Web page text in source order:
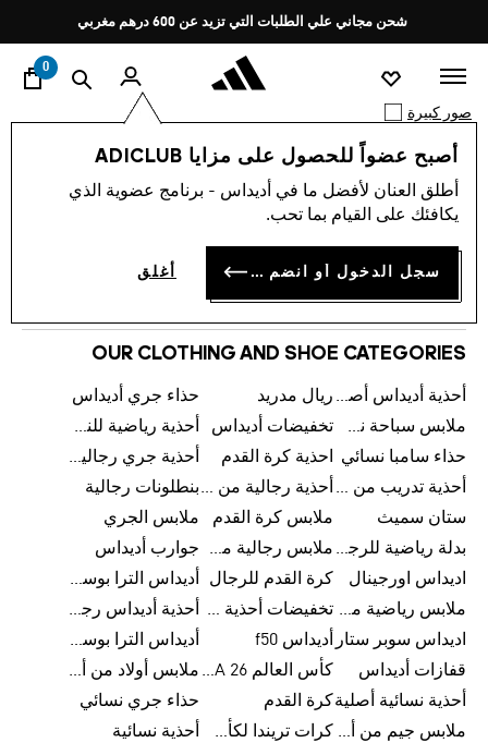
Pause
promotion
rotation
شحن مجاني علي الطلبات التي تزيد عن 600 درهم مغربي
0
أصبح عضواً للحصول على مزايا ADICLUB
أطلق العنان لأفضل ما في أديداس - برنامج عضوية الذي
يكافئك على القيام بما تحب.
سجل الدخول أو انضم الآن أغلق
صور كبيرة
الرجال
الأطفال
OUR CLOTHING AND SHOE CATEGORIES
أحذية أديداس أصلية ريال مدريد
حذاء جري أديداس
ملابس سباحة نسائية من أديداس
تخفيضات أديداس
أحذية رياضية للنساء
حذاء سامبا نسائي
احذية كرة القدم
أحذية جري رجالية من أديداس
أحذية تدريب من أديداس
أحذية رجالية من أديداس بتخفيضاتبنطلونات رجالية
ستان سميث
ملابس كرة القدم
ملابس الجري
بدلة رياضية للرجال
ملابس رجالية من أديداس بتخفيضات
جوارب أديداس
اديداس اورجينال
كرة القدم للرجال
أديداس الترا بوست رجالي
ملابس رياضية من أديداس
تخفيضات أحذية رجالية من أديداس
أحذية أديداس رجالية
اديداس سوبر ستار
أديداس f50
أديداس الترا بوست
قفازات أديداس
كأس العالم FIFA 26™
ملابس أولاد من أديداس
أحذية نسائية أصلية كرة القدم
حذاء جري نسائي
ملابس جيم من أديداس
كرات تريندا لكأس العالم FIFA 26™
أحذية نسائية